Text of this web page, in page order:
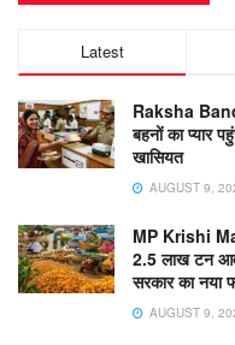
Latest
Raksha
बहनों का प्यार
खासियत
AUGUST 9,
MP Krishi
2.5 लाख टन
सरकार का नया
AUGUST 9,